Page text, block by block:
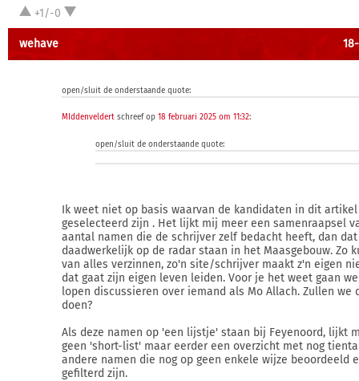
+1/-0
wehave
open/sluit de onderstaande quote:
MIddenveldertschreef op 18 februari 2025 om 11:32:
open/sluit de onderstaande quote:
Ik weet niet op basis waarvan de kandidaten in dit artikel
geselecteerd zijn . Het lijkt mij meer een samenraapsel
aantal namen die de schrijver zelf bedacht heeft, dan dat
daadwerkelijk op de radar staan in het Maasgebouw. Zo
van alles verzinnen, zo'n site/schrijver maakt z'n eigen
dat gaat zijn eigen leven leiden. Voor je het weet gaan
lopen discussieren over iemand als Mo Allach. Zullen we
doen?
Als deze namen op 'een lijstje' staan bij Feyenoord, lijkt
geen 'short-list' maar eerder een overzicht met nog
andere namen die nog op geen enkele wijze beoordeeld
gefilterd zijn.